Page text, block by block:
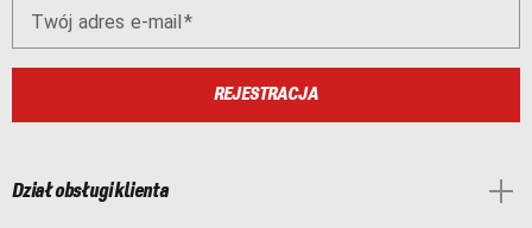
Twój adres e-mail
REJESTRACJA
Dział obsługi klienta